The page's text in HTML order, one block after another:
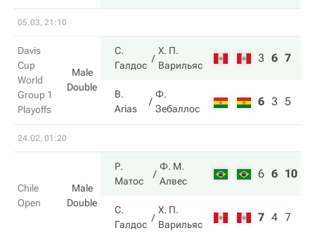
05.03, 21:10
Davis
Cup
World
Group 1
Playoffs
Male
Double
С.
Галдос
Х. П.
Варильяс
3 6 7
B.
Arias
Ф.
Зебаллос
6 3 5
24.02, 01:20
Chile
Open
Male
Double
Р.
Матос
Ф. М.
Алвес
6 6 10
С.
Галдос
Х. П.
Варильяс
7 4 7